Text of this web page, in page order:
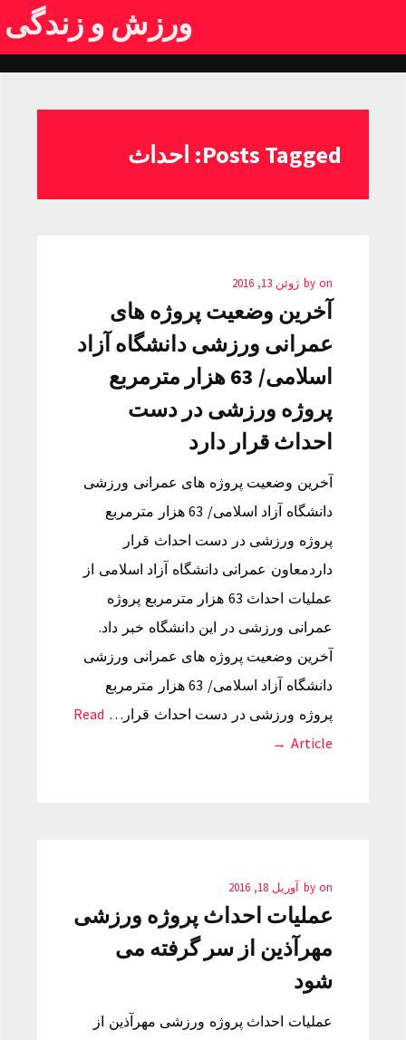
ورزش و زندگی
Posts Tagged: احداث
by on ژوئن 13, 2016
آخرین وضعیت پروژه های
عمرانی ورزشی دانشگاه آزاد
اسلامی/ 63 هزار مترمربع
پروژه ورزشی در دست
احداث قرار دارد
آخرین وضعیت پروژه های عمرانی ورزشی
دانشگاه آزاد اسلامی/ 63 هزار مترمربع
پروژه ورزشی در دست احداث قرار
داردمعاون عمرانی دانشگاه آزاد اسلامی از
عملیات احداث 63 هزار مترمربع پروژه
عمرانی ورزشی در این دانشگاه خبر داد.
آخرین وضعیت پروژه های عمرانی ورزشی
دانشگاه آزاد اسلامی/ 63 هزار مترمربع
پروژه ورزشی در دست احداث قرار… Read
Article →
by on آوریل 18, 2016
عملیات احداث پروژه ورزشی
مهرآذین از سر گرفته می
شود
عملیات احداث پروژه ورزشی مهرآذین از